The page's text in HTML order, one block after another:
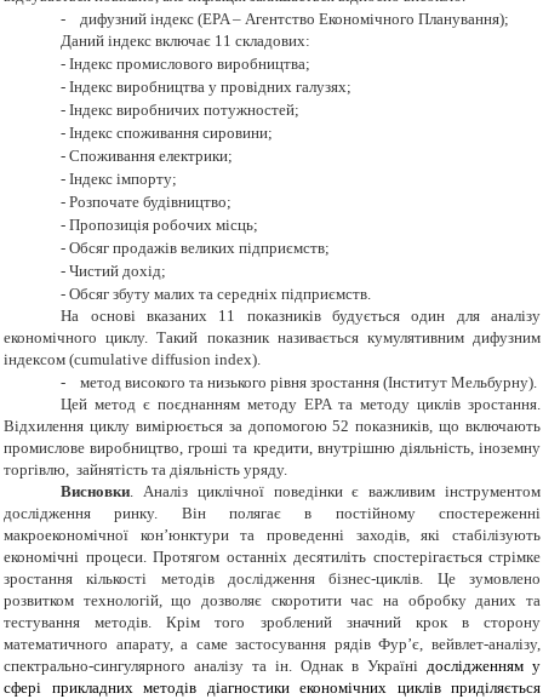
-
дифузний індекс (EPA – Агентство Економічного Планування);
Даний індекс включає 11 складових:
- Індекс промислового виробництва;
- Індекс виробництва у провідних галузях;
- Індекс виробничих потужностей;
- Індекс споживання сировини;
- Споживання електрики;
- Індекс імпорту;
- Розпочате будівництво;
- Пропозиція робочих місць;
- Обсяг продажів великих підприємств;
- Чистий дохід;
- Обсяг збуту малих та середніх підприємств.
На основі вказаних 11 показників будується один для аналізу
економічного циклу. Такий показник називається кумулятивним дифузним
індексом (cumulative diffusion index).
-
метод високого та низького рівня зростання (Інститут Мельбурну).
Цей метод є поєднанням методу EPA та методу циклів зростання.
Відхилення циклу вимірюється за допомогою 52 показників, що включають
промислове виробництво, гроші та кредити, внутрішню діяльність, іноземну
торгівлю, зайнятість та діяльність уряду.
Висновки. Аналіз циклічної поведінки є важливим інструментом
дослідження ринку. Він полягає в постійному спостереженні
макроекономічної кон’юнктури та проведенні заходів, які стабілізують
економічні процеси. Протягом останніх десятиліть спостерігається стрімке
зростання кількості методів дослідження бізнес-циклів. Це зумовлено
розвитком технологій, що дозволяє скоротити час на обробку даних та
тестування методів. Крім того зроблений значний крок в сторону
математичного апарату, а саме застосування рядів Фур’є, вейвлет-аналізу,
спектрально-сингулярного аналізу та ін. Однак в Україні дослідженням у
сфері прикладних методів діагностики економічних циклів приділяється